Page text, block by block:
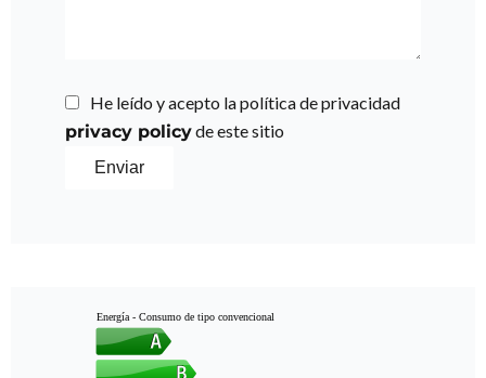
He leído y acepto la política de privacidad
privacy policyde este sitio
Enviar
Energía - Consumo de tipo convencional